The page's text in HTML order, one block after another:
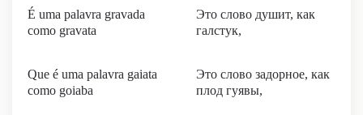
É uma palavra gravada
como gravata
Это слово душит, как
галстук,
Que é uma palavra gaiata
como goiaba
Это слово задорное, как
плод гуявы,